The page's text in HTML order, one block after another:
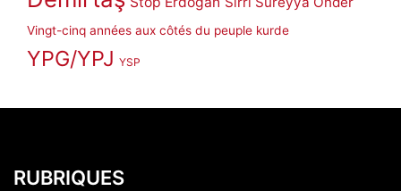
Vingt-cinq années aux côtés du peuple kurde
YPG/YPJ YSP
RUBRIQUES